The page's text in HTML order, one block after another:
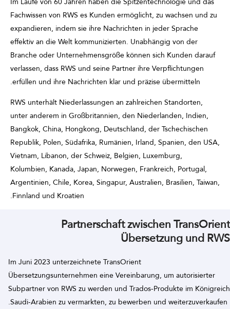
Fachwissen von RWS es Kunden ermöglicht, zu wachsen und zu
expandieren, indem sie ihre Nachrichten in jeder Sprache
effektiv an die Welt kommunizierten. Unabhängig von der
Branche oder Unternehmensgröße können sich Kunden darauf
verlassen, dass RWS und seine Partner ihre Verpflichtungen
erfüllen und ihre Nachrichten klar und präzise übermitteln.
RWS unterhält Niederlassungen an zahlreichen Standorten,
unter anderem in Großbritannien, den Niederlanden, Indien,
Bangkok, China, Hongkong, Deutschland, der Tschechischen
Republik, Polen, Südafrika, Rumänien, Irland, Spanien, den USA,
Vietnam, Libanon, der Schweiz, Belgien, Luxemburg,
Kolumbien, Kanada, Japan, Norwegen, Frankreich, Portugal,
Argentinien, Chile, Korea, Singapur, Australien, Brasilien, Taiwan,
Finnland und Kroatien.
Partnerschaft zwischen TransOrient
Übersetzung und RWS
Im Juni 2023 unterzeichnete TransOrient
Übersetzungsunternehmen eine Vereinbarung, um autorisierter
Subpartner von RWS zu werden und Trados-Produkte im Königreich
Saudi-Arabien zu vermarkten, zu bewerben und weiterzuverkaufen.